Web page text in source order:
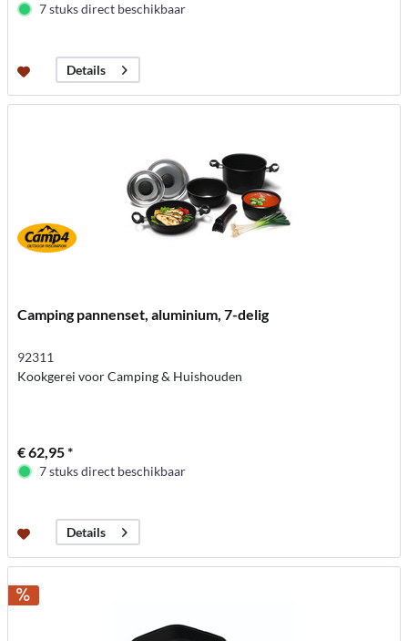
7 stuks direct beschikbaar
Details
Camping pannenset, aluminium, 7-delig
92311
Kookgerei voor Camping & Huishouden
€ 62,95 *
7 stuks direct beschikbaar
Details